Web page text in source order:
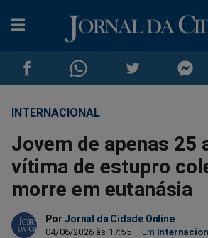
Compartilhar
no
Facebook
Compartilhar
no
Whatsapp
no
Twitter
no
INTERNACIONAL
Jovem de apenas 25
vítima de estupro
morre em eutanásia
Por Jornal da Cidade Online
04/06/2026 às 17:55